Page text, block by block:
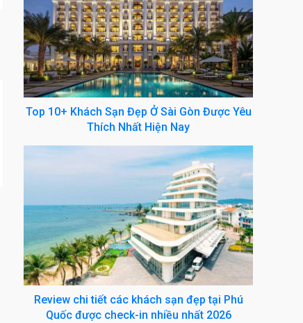
Top 10+ Khách Sạn Đẹp Ở Sài Gòn Được Yêu
Thích Nhất Hiện Nay
Review chi tiết các khách sạn đẹp tại Phú
Quốc được check-in nhiều nhất 2026